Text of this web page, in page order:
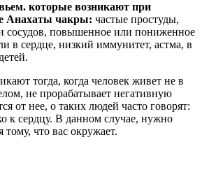
которые возникают при
Анахаты чакры: частые простуды,
сосудов, повышенное или пониженное
в сердце, низкий иммунитет, астма, в
тогда, когда человек живет не в
не прорабатывает негативную
от нее, о таких людей часто говорят:
к сердцу. В данном случае, нужно
тому, что вас окружает.